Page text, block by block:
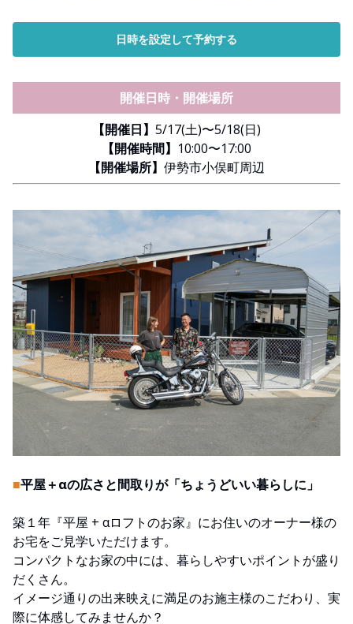
日時を設定して予約する
開催日時・開催場所
【開催日】 5/17(土)〜5/18(日)
【開催時間】 10:00〜17:00
【開催場所】 伊勢市小俣町周辺
■平屋＋αの広さと間取りが「ちょうどいい暮らしに」
築１年『平屋 + αロフトのお家』にお住いのオーナー様の
お宅をご見学いただけます。
コンパクトなお家の中には、暮らしやすいポイントが盛り
だくさん。
イメージ通りの出来映えに満足のお施主様のこだわり、実
際に体感してみませんか？